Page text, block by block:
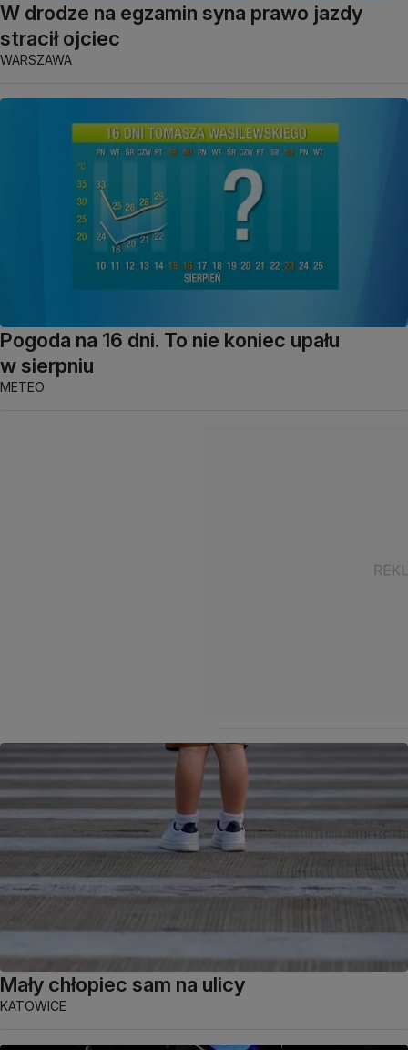
W drodze na egzamin syna prawo jazdy
stracił ojciec
WARSZAWA
Pogoda na 16 dni. To nie koniec upału
w sierpniu
METEO
Mały chłopiec sam na ulicy
KATOWICE